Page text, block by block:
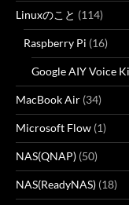
Linuxのこと (114)
Raspberry Pi (16)
Google AIY Voice
MacBook Air (34)
Microsoft Flow (1)
NAS(QNAP) (50)
NAS(ReadyNAS) (18)